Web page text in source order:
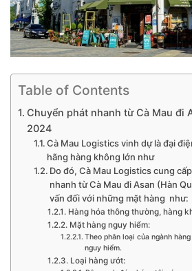
Table of Contents
Chuyển phát nhanh từ Cà Mau đi
2024
Cà Mau Logistics vinh dự là đại
hãng hàng không lớn như
Do đó, Cà Mau Logistics cung
nhanh từ Cà Mau đi Asan (Hàn
vấn đối với những mặt hàng như:
Hàng hóa thông thường, hàng
Mặt hàng nguy hiểm:
Theo phân loại của ngành
nguy hiểm.
Loại hàng ướt: